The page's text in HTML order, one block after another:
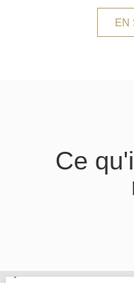
EN
Ce